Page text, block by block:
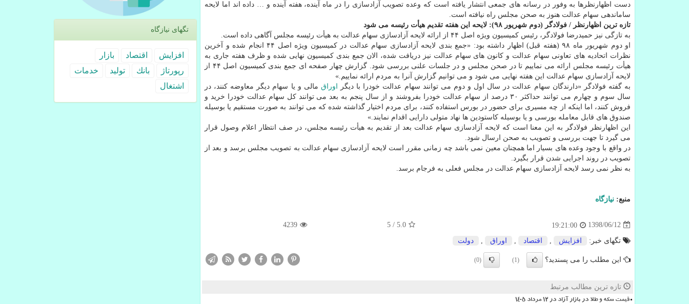
دست اظهارنظرها به وفور در رسانه های جمعی انتشار یافته است كه وعده تصویب آزادسازی را در ماه آینده، هفته آینده و … داده اند اما لایحه
ساماندهی سهام عدالت هنوز به صحن مجلس راه نیافته است.
تازه ترین اظهارنظر / ‏‬فولادگر (دوم شهریور ۹۸): لایحه این هفته تقدیم هیأت رئیسه می شود
به تازگی نیز حمیدرضا فولادگر، رئیس كمیسیون ویژه اصل ۴۴ از ارائه لایحه آزادسازی سهام عدالت به هیأت رئیسه مجلس آگاهی داده است.
او دوم شهریور ماه ۹۸ (هفته قبل) اظهار داشته بود: «جمع بندی لایحه آزادسازی سهام عدالت در كمیسیون ویژه اصل ۴۴ انجام شده و آخرین
نظرات اتحادیه های تعاونی سهام عدالت و كانون های سهام عدالت نیز دریافت شده، الان جمع بندی كمیسیون نهایی شده و ظرف هفته جاری به
هیأت رئیسه مجلس ارائه می نماییم تا در صحن مجلس و در جلسات علنی بررسی شود. گزارش چهار صفحه ای جمع بندی كمیسیون اصل ۴۴ از
لایحه آزادسازی سهام عدالت این هفته نهایی می شود و می توانیم گزارش آنرا به مردم ارائه نماییم.»
به گفته فولادگر «دارندگان سهام عدالت در سال اول و دوم می توانند سهام عدالت خودرا با دیگر
اوراق مالی و یا سهام دیگر معاوضه كنند، در
سال سوم و چهارم می توانند حداكثر ۳۰ درصد از سهام عدالت خودرا بفروشند و از سال پنجم به بعد می توانند كل سهام عدالت خودرا خرید و
فروش كنند، اما اینكه از چه مسیری برای حضور در بورس استفاده كنند، برای مردم اختیار گذاشته شده كه می توانند به صورت مستقیم یا بوسیله
صندوق های قابل معامله بورسی و یا بوسیله كاستودین ها نهاد متولی دارایی اقدام نمایند.»
این اظهارنظر فولادگر به این معنا است كه لایحه آزادسازی سهام عدالت بعد از تقدیم به هیأت رئیسه مجلس، در صف انتظار اعلام وصول قرار
می گیرد تا جهت بررسی و تصویب به صحن ارسال شود.
در واقع با وجود وعده های بسیار اما همچنان معین نمی باشد چه زمانی مقرر است لایحه آزادسازی سهام عدالت به تصویب مجلس برسد و بعد از
تصویب در روند اجرایی شدن قرار بگیرد.
به نظر نمی رسد لایحه آزادسازی سهام عدالت در مجلس فعلی به فرجام برسد.
منبع: نیازگاه
1398/06/12
19:21:00
5.0
/
5
4239
تگهای خبر: افزایش اقتصاد اوراق دولت
این مطلب را می پسندید؟ (1)
(0)
تازه ترین مطالب مرتبط
قیمت سکه و طلا در بازار آزاد در ۱۲ مرداد ۱۴۰۵
تگهای نیازگاه
افزایش اقتصاد
بازار
رپورتاژ
بانك تولید
خدمات
اشتغال